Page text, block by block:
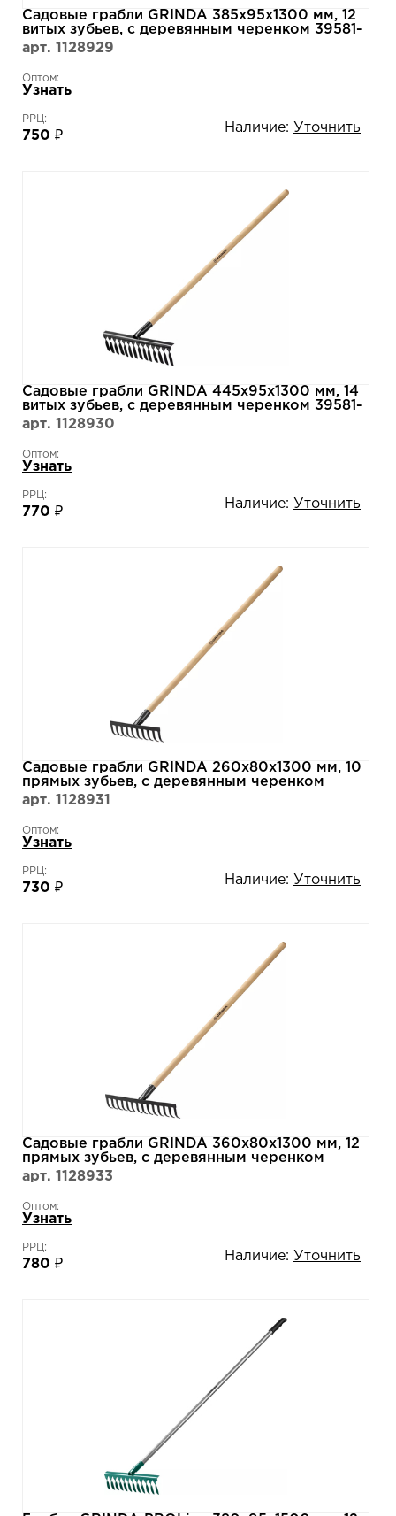
Садовые грабли GRINDA 385х95х1300 мм, 12
витых зубьев, с деревянным черенком 39581-
12
арт. 1128929
Оптом:
Узнать
РРЦ:
750 ₽
Наличие: Уточнить
Садовые грабли GRINDA 445х95х1300 мм, 14
витых зубьев, с деревянным черенком 39581-
14
арт. 1128930
Оптом:
Узнать
РРЦ:
770 ₽
Наличие: Уточнить
Садовые грабли GRINDA 260х80х1300 мм, 10
прямых зубьев, с деревянным черенком
39583-10
арт. 1128931
Оптом:
Узнать
РРЦ:
730 ₽
Наличие: Уточнить
Садовые грабли GRINDA 360х80х1300 мм, 12
прямых зубьев, с деревянным черенком
39583-14
арт. 1128933
Оптом:
Узнать
РРЦ:
780 ₽
Наличие: Уточнить